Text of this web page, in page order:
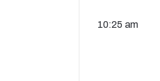
10:25 am